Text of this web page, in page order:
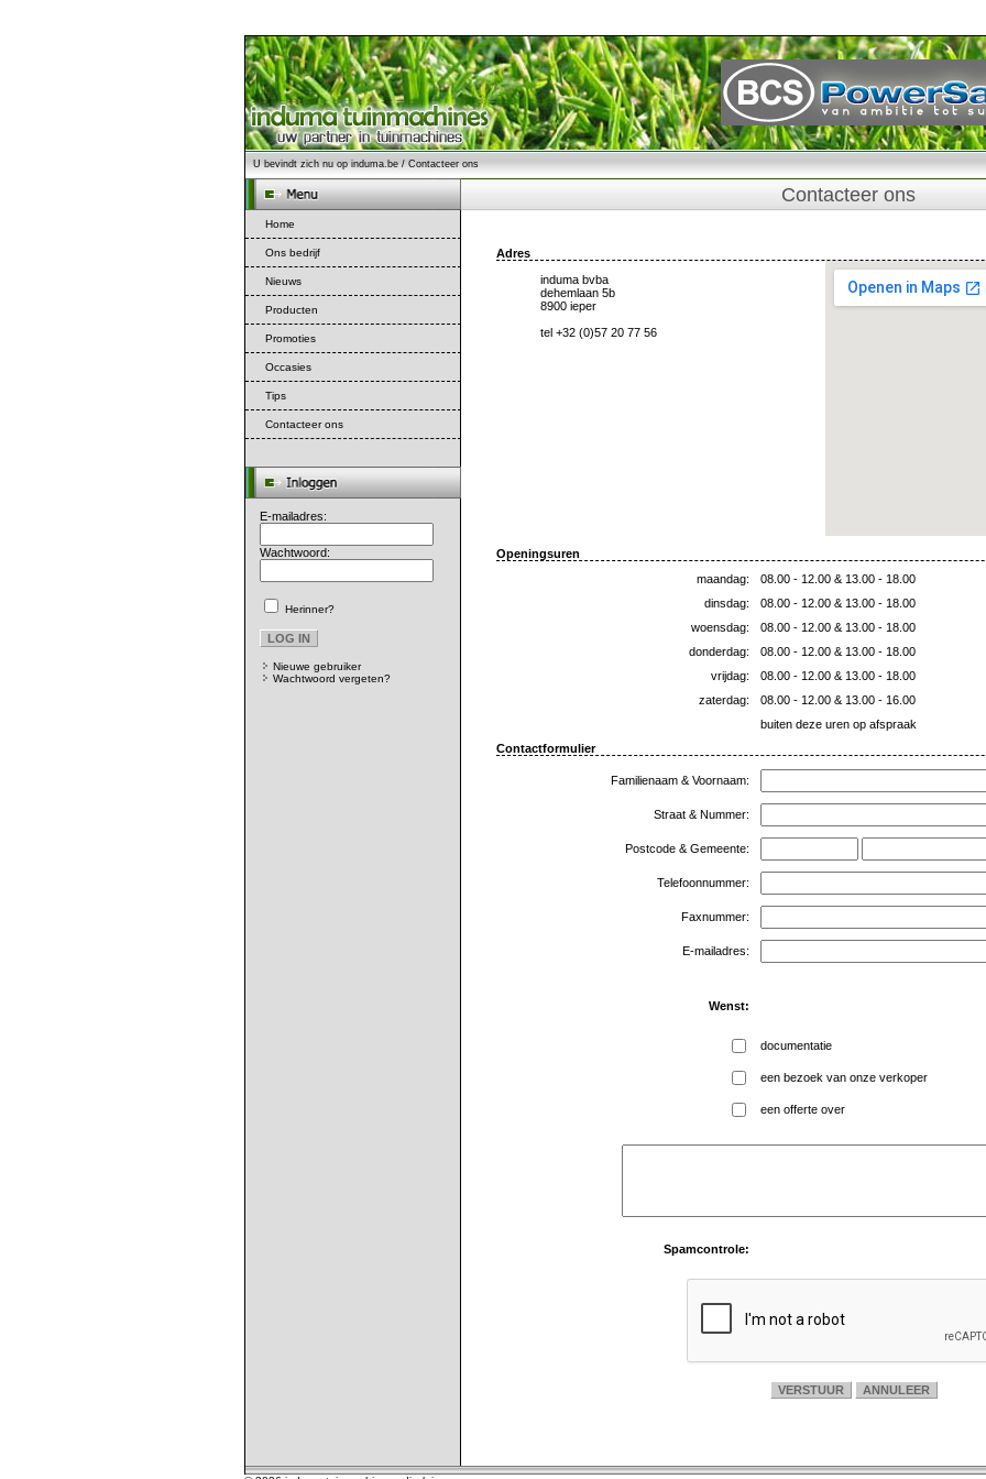
U bevindt zich nu op induma.be / Contacteer ons
Home
Ons bedrijf
Nieuws
Producten
Promoties
Occasies
Tips
Contacteer ons
E-mailadres:
Wachtwoord:
Herinner?
Nieuwe gebruiker
Wachtwoord vergeten?
Contacteer ons
Adres
induma bvba
dehemlaan 5b
8900 ieper
tel +32 (0)57 20 77 56
Openingsuren
maandag:
08.00 - 12.00 & 13.00 - 18.00
dinsdag:
08.00 - 12.00 & 13.00 - 18.00
woensdag:
08.00 - 12.00 & 13.00 - 18.00
donderdag:
08.00 - 12.00 & 13.00 - 18.00
vrijdag:
08.00 - 12.00 & 13.00 - 18.00
zaterdag:
08.00 - 12.00 & 13.00 - 16.00
buiten deze uren op afspraak
Contactformulier
Familienaam & Voornaam:
Straat & Nummer:
Postcode & Gemeente:
Telefoonnummer:
Faxnummer:
E-mailadres:
Wenst:
documentatie
een bezoek van onze verkoper
een offerte over
Spamcontrole: